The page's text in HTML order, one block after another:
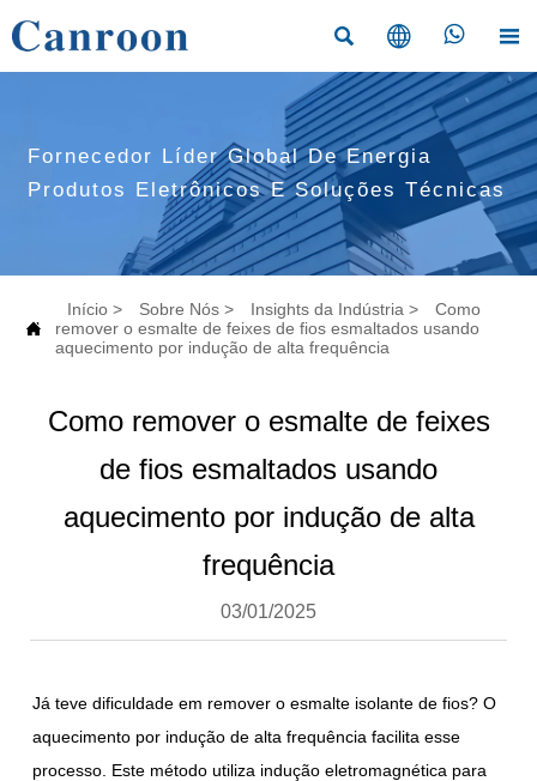
   
Fornecedor Líder Global De Energia
Produtos Eletrônicos E Soluções Técnicas

Início > Sobre Nós > Insights da Indústria >
Como
remover o esmalte de feixes de fios esmaltados usando
aquecimento por indução de alta frequência
Como remover o esmalte de feixes
de fios esmaltados usando
aquecimento por indução de alta
frequência
03/01/2025
Já teve dificuldade em remover o esmalte isolante de fios? O
aquecimento por indução de alta frequência facilita esse
processo. Este método utiliza indução eletromagnética para